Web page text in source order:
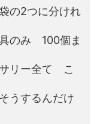
の2つに分けれ
のみ 100個ま
リー全て こ
うするんだけ